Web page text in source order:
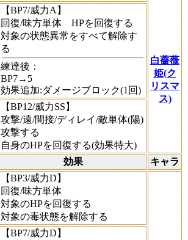
白薔薇
姫(ク
リスマ
ス)
【BP7/威力A】
回復/味方単体 HPを回復する
対象の状態異常をすべて解除す
る
練達後：
BP7→5
効果追加:ダメージブロック(1回)
【BP12/威力SS】
攻撃/遠/間接/ディレイ/敵単体(陽)
攻撃する
自身のHPを回復する(効果特大)
効果 キャラ
【BP3/威力D】
回復/味方単体
対象のHPを回復する
対象の毒状態を解除する
【BP7/威力D】